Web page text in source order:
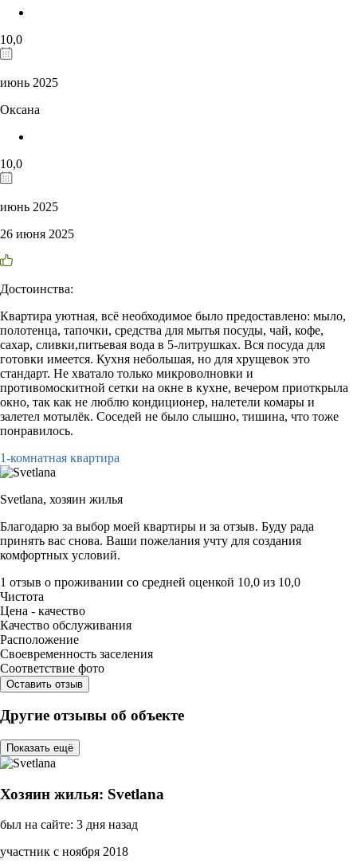
10,0
июнь 2025
Оксана
10,0
июнь 2025
26 июня 2025
Достоинства:
Квартира уютная, всë необходимое было предоставлено: мыло,
полотенца, тапочки, средства для мытья посуды, чай, кофе,
сахар, сливки,питьевая вода в 5-литрушках. Вся посуда для
готовки имеется. Кухня небольшая, но для хрущевок это
стандарт. Не хватало только микроволновки и
противомоскитной сетки на окне в кухне, вечером приоткрыла
окно, так как не люблю кондиционер, налетели комары и
залетел мотылëк. Соседей не было слышно, тишина, что тоже
понравилось.
1-комнатная квартира
Svetlana, хозяин жилья
Благодарю за выбор моей квартиры и за отзыв. Буду рада
принять вас снова. Ваши пожелания учту для создания
комфортных условий.
1 отзыв о проживании со средней оценкой 10,0 из 10,0
Чистота
Цена - качество
Качество обслуживания
Расположение
Своевременность заселения
Соответствие фото
Оставить отзыв
Другие отзывы об объекте
Показать ещё
Хозяин жилья: Svetlana
был на сайте: 3 дня назад
участник с ноября 2018